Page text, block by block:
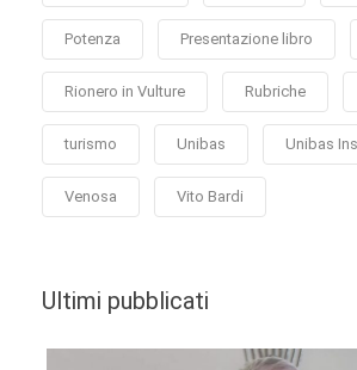
Potenza Presentazione libro
Rionero in Vulture Rubriche
turismo Unibas Unibas
Venosa Vito Bardi
Ultimi pubblicati